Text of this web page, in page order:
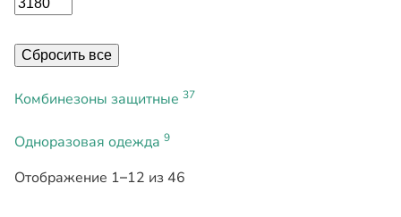
Сбросить все
Комбинезоны защитные 37
Одноразовая одежда 9
Отображение 1–12 из 46